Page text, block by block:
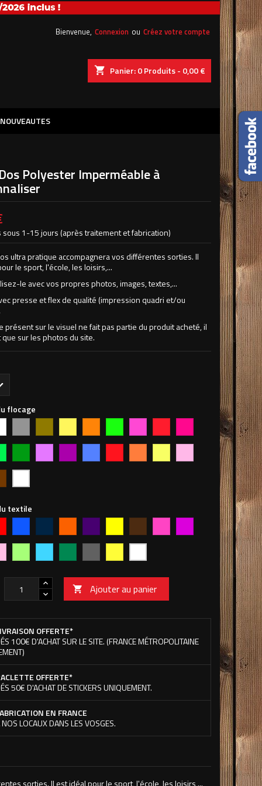
Bienvenue, Connexion ou Créez votre compte
shopping_cart Panier:0Produits - 0,00 €
NOUVEAUTES
Polyester Imperméable à
sous 1-15 jours (après traitement et fabrication)
ultra pratique accompagnera vos différentes sorties. Il
le sport, l'école, les loisirs,...
le avec vos propres photos, images, textes,...
presse et flex de qualité (impression quadri et/ou
présent sur le visuel ne fait pas partie du produit acheté, il
sur les photos du site.
flocage
Fluo
Fluo
Fluo
Fluo
Fluo
Fonçé
Citron
textile
royal navy
fluo
vert
océan Kelly
Fluo
 Ajouter au panier
OFFERTE*
100€ D'ACHAT SUR LE SITE. (FRANCE MÉTROPOLITAINE
OFFERTE*
50€ D'ACHAT DE STICKERS UNIQUEMENT.
EN FRANCE
LOCAUX DANS LES VOSGES.